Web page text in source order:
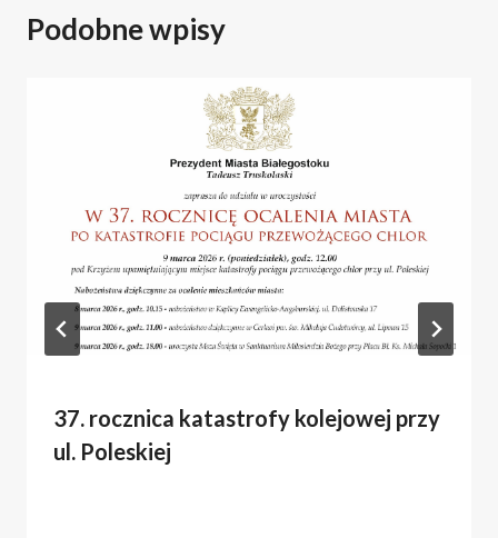
Podobne wpisy
37. rocznica katastrofy kolejowej przy
ul. Poleskiej